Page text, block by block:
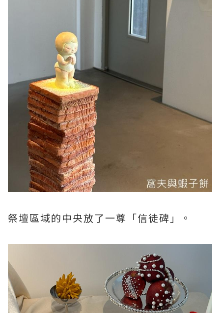
祭壇區域的中央放了一尊「信徒碑」。